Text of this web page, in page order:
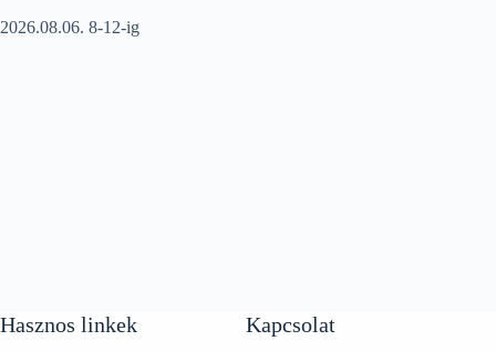
2026.08.06. 8-12-ig
Hasznos linkek Kapcsolat